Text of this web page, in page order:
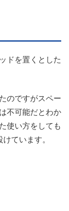
ドを置くとした
のですがスペー
不可能だとわか
使い方をしても
ています。